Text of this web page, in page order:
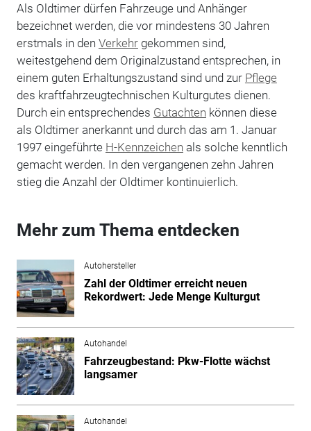
Als Oldtimer dürfen Fahrzeuge und Anhänger
bezeichnet werden, die vor mindestens 30 Jahren
erstmals in den Verkehrgekommen sind,
weitestgehend dem Originalzustand entsprechen, in
einem guten Erhaltungszustand sind und zur Pflege
des kraftfahrzeugtechnischen Kulturgutes dienen.
Durch ein entsprechendes Gutachten können diese
als Oldtimer anerkannt und durch das am 1. Januar
1997 eingeführte H-Kennzeichen als solche kenntlich
gemacht werden. In den vergangenen zehn Jahren
stieg die Anzahl der Oldtimer kontinuierlich.
Mehr zum Thema entdecken
Autohersteller
Zahl der Oldtimer erreicht neuen
Rekordwert: Jede Menge Kulturgut
Autohandel
Fahrzeugbestand: Pkw-Flotte wächst
langsamer
Autohandel